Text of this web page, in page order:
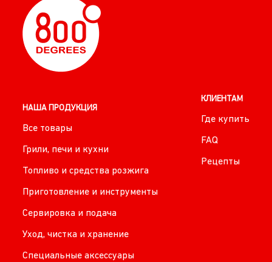
НАША ПРОДУКЦИЯ
Все товары
Грили, печи и кухни
Топливо и средства розжига
Приготовление и инструменты
Сервировка и подача
Уход, чистка и хранение
Специальные аксессуары
КЛИЕНТАМ
Где купить
FAQ
Рецепты